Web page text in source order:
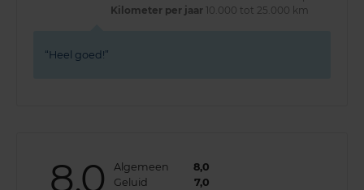
Kilometer per jaar 10.000 tot 25.000 km
Heel goed!
8,0 Algemeen
8,0
Geluid
7,0